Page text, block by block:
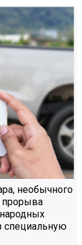
необычного
прорыва
специальную